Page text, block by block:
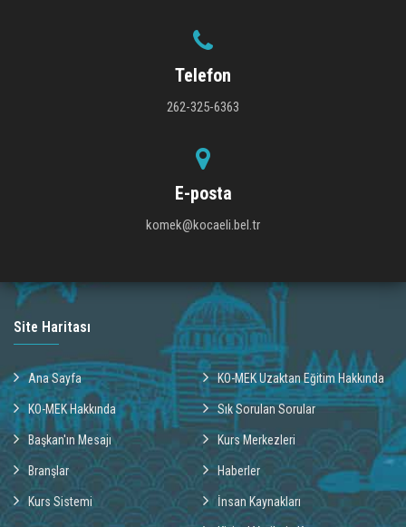
Telefon
262-325-6363
E-posta
komek@kocaeli.bel.tr
Site Haritası
Ana Sayfa KO-MEK Uzaktan Eğitim Hakkında
KO-MEK Hakkında Sık Sorulan Sorular
Başkan'ın Mesajı Kurs Merkezleri
Branşlar Haberler
Kurs Sistemi İnsan Kaynakları